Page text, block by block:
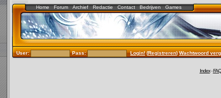
Home Forum Archief Redactie Contact Bedrijven Games
User: Pass: Login!(Registreren)Wachtwoord
Index-FAQ